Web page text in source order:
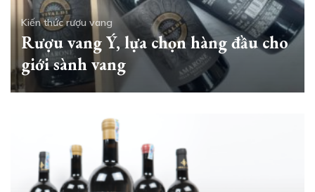
Kiến thức rượu vang
Rượu vang Ý, lựa chọn hàng đầu cho
giới sành vang